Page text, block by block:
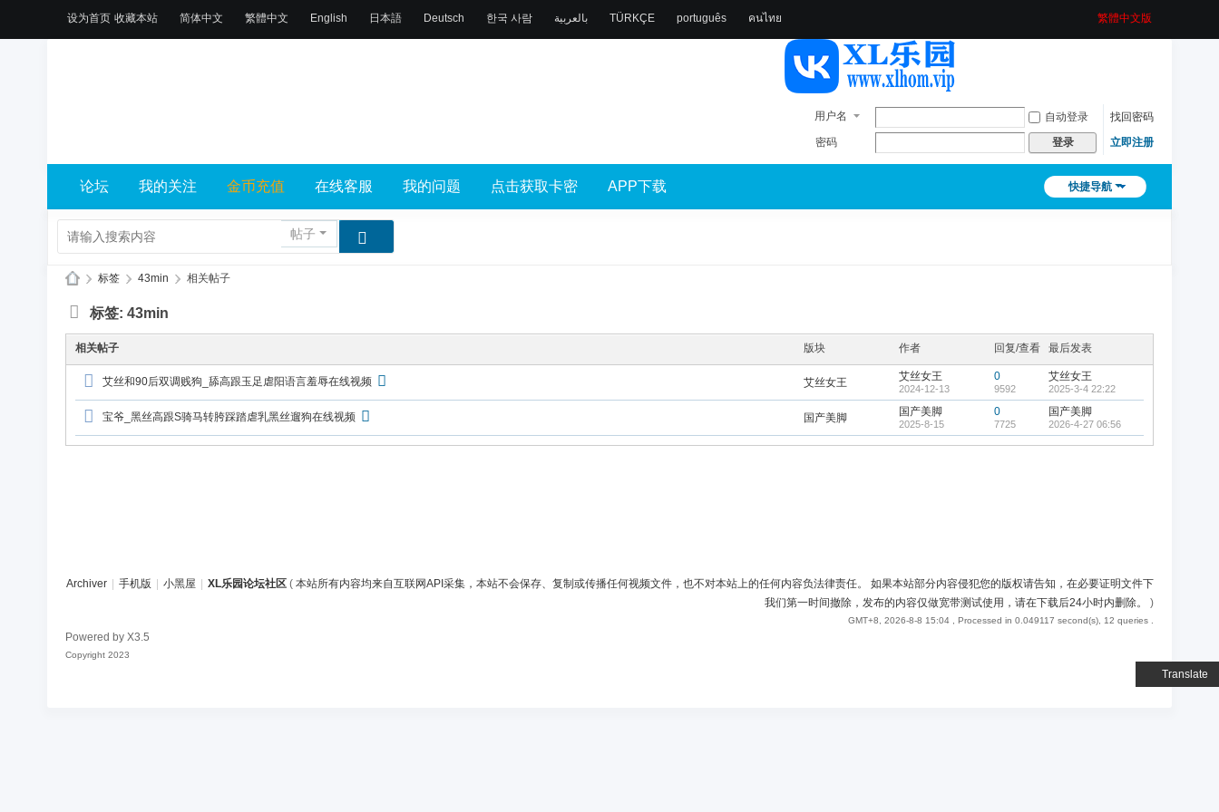
设为首页 收藏本站
Translate
简体中文 繁體中文 English 日本語 Deutsch 한국 사람 بالعربية TÜRKÇE português คนไทย 繁體中文版
用户名 自动登录
找回密码
密码
登录 立即注册
快捷导航
论坛 我的关注 金币充值 在线客服 我的问题 点击获取卡密 APP下载
帖子
X
L
乐
坛
› 标签 › 43min › 相关帖子
标签: 43min
相关帖子 版块 作者 回复/查看 最后发表
艾丝和90后双调贱狗_舔高跟玉足虐阳语言羞辱在线视频 艾丝女王 艾丝女王
2024-12-13
0
9592
艾丝女王
2025-3-4 22:22
宝爷_黑丝高跟S骑马转胯踩踏虐乳黑丝遛狗在线视频 国产美脚 国产美脚
2025-8-15
0
7725
国产美脚
2026-4-27 06:56
Archiver 手机版 小黑屋 XL乐园论坛社区 ( 本站所有内容均来自互联网API采集，本站不会保存、复制或传播任何视频文件，也不对本站上的任何内容负法律责任。 如果本站部分内容侵犯您的版权请告知，在必要证明文件下
我们第一时间撤除，发布的内容仅做宽带测试使用，请在下载后24小时内删除。
)
GMT+8, 2026-8-8 15:04 , Processed in 0.049117 second(s), 12 queries .
Powered by X3.5
Copyright 2023